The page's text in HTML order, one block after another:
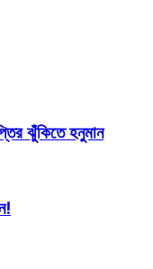
ঝুঁকিতে হনুমান